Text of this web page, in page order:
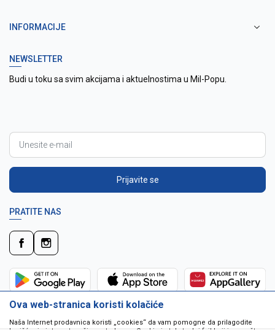
INFORMACIJE
NEWSLETTER
Budi u toku sa svim akcijama i aktuelnostima u Mil-Popu.
Prijavite se
PRATITE NAS
Ova web-stranica koristi kolačiće
Naša Internet prodavnica koristi „cookies“ da vam pomogne da prilagodite
korišćenje interneta vašim potrebama. Cookie je tekstualni fajl koji je smešten